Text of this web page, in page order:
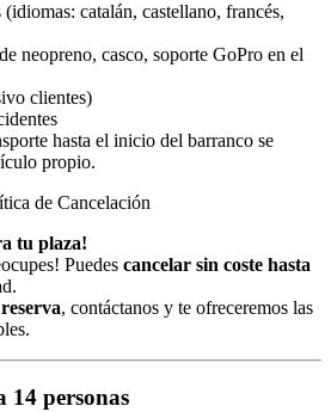
catalán, castellano, francés,
neopreno, casco, soporte GoPro en el
clientes)
hasta el inicio del barranco se
propio.
de Cancelación
tu plaza!
Puedes cancelar sin coste hasta
, contáctanos y te ofreceremos las
14 personas